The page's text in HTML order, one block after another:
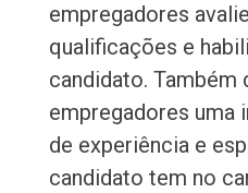
empregadores
qualificações e
candidato. Também
empregadores uma
de experiência e
candidato tem no